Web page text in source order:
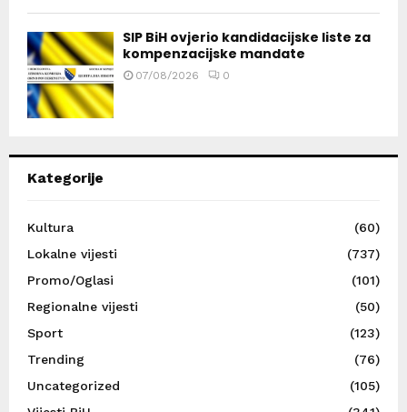
SIP BiH ovjerio kandidacijske liste za
kompenzacijske mandate
07/08/2026 0
Kategorije
Kultura
(60)
Lokalne vijesti
(737)
Promo/Oglasi
(101)
Regionalne vijesti
(50)
Sport
(123)
Trending
(76)
Uncategorized
(105)